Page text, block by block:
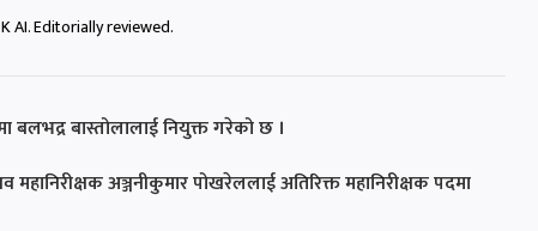
AI. Editorially reviewed.
बास्तोलालाई नियुक्त गरेको छ ।
महानिरीक्षक अञ्जनीकुमार पोखरेललाई अतिरिक्त महानिरीक्षक पदमा